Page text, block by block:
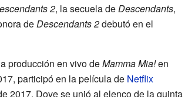
2, la secuela deDescendants,
deDescendants 2debutó en el
producción en vivo deMamma Mia!en
participó en la película de Netflix
2017, Dove se unió al elenco de la quinta